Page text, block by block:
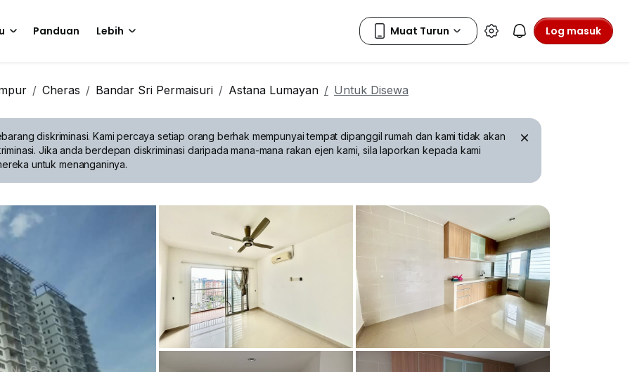
Panduan Lebih Log masuk
Cheras Bandar Sri Permaisuri Astana Lumayan Untuk Disewa
diskriminasi.Kami percaya setiap orang berhak mempunyai tempat dipanggil rumah dan kami tidak akan
Jika anda berdepan diskriminasi daripada mana-mana rakan ejen kami, sila laporkan kepada kami
untuk menanganinya.